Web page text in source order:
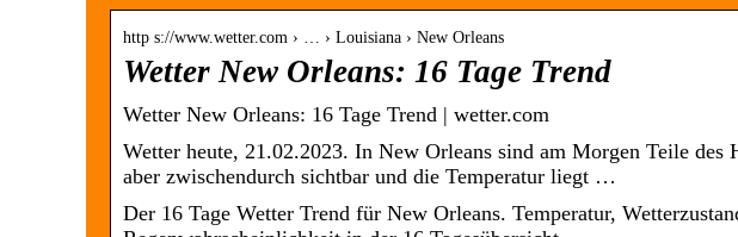
http s://www.wetter.com › … › Louisiana › New Orleans
Wetter New Orleans: 16 Tage Trend
Wetter New Orleans: 16 Tage Trend | wetter.com
Wetter heute, 21.02.2023. In New Orleans sind am Morgen Teile
aber zwischendurch sichtbar und die Temperatur liegt …
Der 16 Tage Wetter Trend für New Orleans. Temperatur,